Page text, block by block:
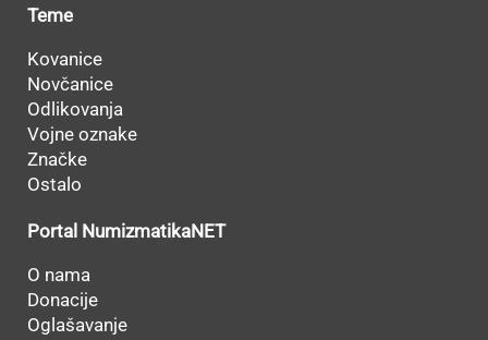
Teme
Kovanice
Novčanice
Odlikovanja
Vojne oznake
Značke
Ostalo
Portal NumizmatikaNET
O nama
Donacije
Oglašavanje